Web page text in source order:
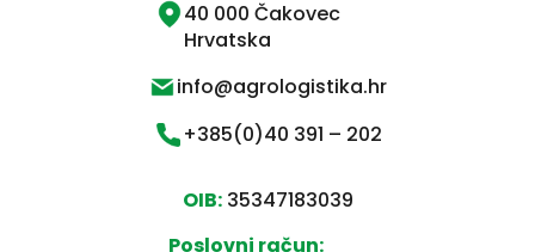
40 000 Čakovec
Hrvatska
info@agrologistika.hr
+385(0)40 391 – 202
OIB:35347183039
Poslovni račun: